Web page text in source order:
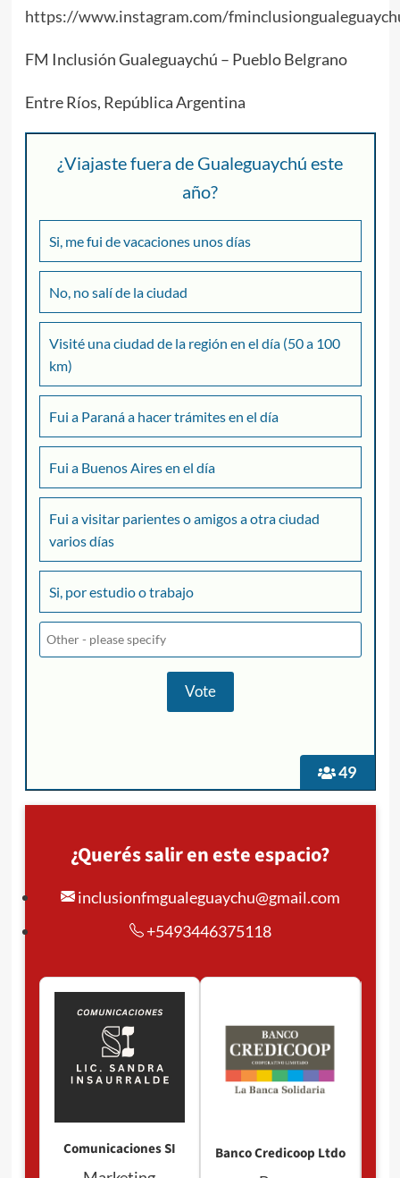
https://www.instagram.com/
FM Inclusión Gualeguaychú – Pueblo Belgrano
Entre Ríos, República Argentina
49
¿Viajaste fuera de Gualeguaychú este
año?
Si, me fui de vacaciones unos días
No, no salí de la ciudad
Visité una ciudad de la región en el día (50 a 100
km)
Fui a Paraná a hacer trámites en el día
Fui a Buenos Aires en el día
Fui a visitar parientes o amigos a otra ciudad
varios días
Si, por estudio o trabajo
¿Querés salir en este espacio?
inclusionfmgualeguaychu@gmail.com
+5493446375118
Comunicaciones SI
Banco Credicoop Ltdo